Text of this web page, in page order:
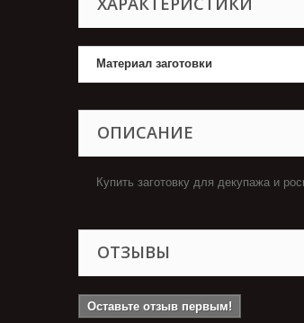
Материал заготовки
ОПИСАНИЕ
Купить заготовку для декупажа и
ОТЗЫВЫ
Оставьте отзыв первым!